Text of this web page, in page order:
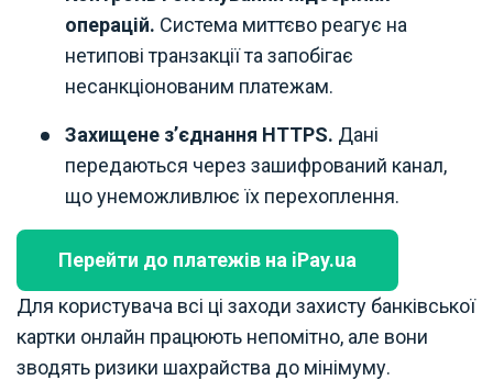
операцій. Система миттєво реагує на
нетипові транзакції та запобігає
несанкціонованим платежам.
Захищене з’єднання HTTPS. Дані
передаються через зашифрований канал,
що унеможливлює їх перехоплення.
Перейти до платежів на iPay.ua
Для користувача всі ці заходи захисту банківської
картки онлайн працюють непомітно, але вони
зводять ризики шахрайства до мінімуму.